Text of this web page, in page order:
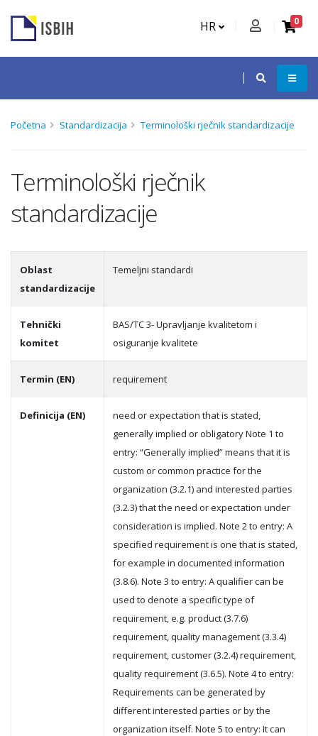
HR 0
Početna Standardizacija Terminološki rječnik standardizacije
Terminološki rječnik
standardizacije
Oblast
standardizacije
Temeljni standardi
Tehnički
komitet
BAS/TC 3- Upravljanje kvalitetom i
osiguranje kvalitete
Termin (EN) requirement
Definicija (EN)
need or expectation that is stated,
generally implied or obligatory Note 1 to
entry: “Generally implied” means that it is
custom or common practice for the
organization (3.2.1) and interested parties
(3.2.3) that the need or expectation under
consideration is implied. Note 2 to entry: A
specified requirement is one that is stated,
for example in documented information
(3.8.6). Note 3 to entry: A qualifier can be
used to denote a specific type of
requirement, e.g. product (3.7.6)
requirement, quality management (3.3.4)
requirement, customer (3.2.4) requirement,
quality requirement (3.6.5). Note 4 to entry:
Requirements can be generated by
different interested parties or by the
organization itself. Note 5 to entry: It can